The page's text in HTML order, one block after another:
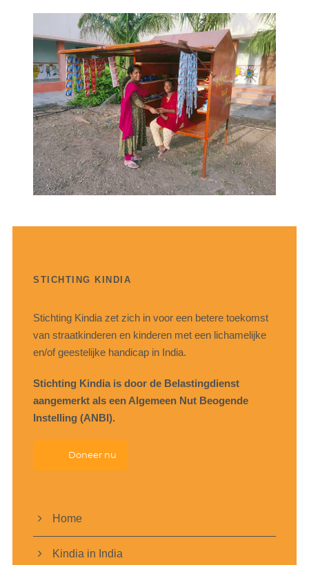
STICHTING KINDIA
Stichting Kindia zet zich in voor een betere toekomst
van straatkinderen en kinderen met een lichamelijke
en/of geestelijke handicap in India.
Stichting Kindia is door de Belastingdienst
aangemerkt als een Algemeen Nut Beogende
Instelling (ANBI).
Doneer nu
Home
Kindia in India